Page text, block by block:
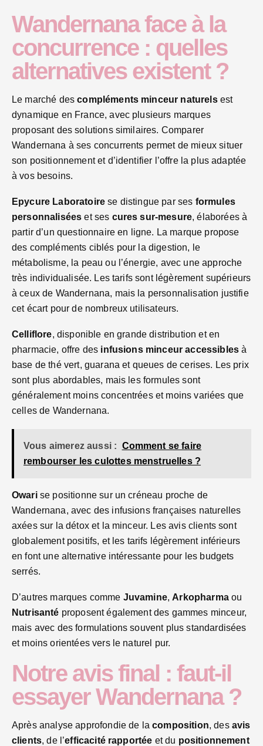
Wandernana face à la
concurrence : quelles
alternatives existent ?
Le marché descompléments minceur naturelsest
dynamique en France, avec plusieurs marques
proposant des solutions similaires. Comparer
Wandernana à ses concurrents permet de mieux situer
son positionnement et d’identifier l’offre la plus adaptée
à vos besoins.
Epycure Laboratoire se distingue par ses formules
personnalisées et ses cures sur-mesure, élaborées à
partir d’un questionnaire en ligne. La marque propose
des compléments ciblés pour la digestion, le
métabolisme, la peau ou l’énergie, avec une approche
très individualisée. Les tarifs sont légèrement supérieurs
à ceux de Wandernana, mais la personnalisation justifie
cet écart pour de nombreux utilisateurs.
Celliflore, disponible en grande distribution et en
pharmacie, offre des infusions minceur accessibles à
base de thé vert, guarana et queues de cerises. Les prix
sont plus abordables, mais les formules sont
généralement moins concentrées et moins variées que
celles de Wandernana.
Vous aimerez aussi : Comment se faire
rembourser les culottes menstruelles ?
Owarise positionne sur un créneau proche de
Wandernana, avec des infusions françaises naturelles
axées sur la détox et la minceur. Les avis clients sont
globalement positifs, et les tarifs légèrement inférieurs
en font une alternative intéressante pour les budgets
serrés.
D’autres marques comme Juvamine, Arkopharmaou
Nutrisanté proposent également des gammes minceur,
mais avec des formulations souvent plus standardisées
et moins orientées vers le naturel pur.
Notre avis final : faut-il
essayer Wandernana ?
Après analyse approfondie de lacomposition, des avis
clients, de l’efficacité rapportée et du positionnement